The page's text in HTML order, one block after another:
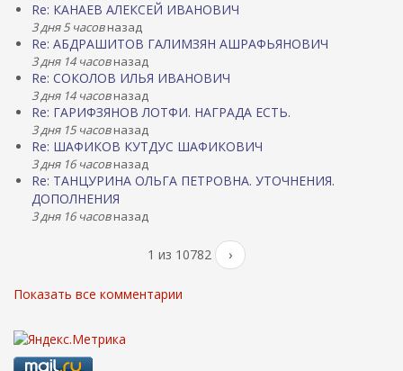
Re: КАНАЕВ АЛЕКСЕЙ ИВАНОВИЧ
3 дня 5 часовназад
Re: АБДРАШИТОВ ГАЛИМЗЯН АШРАФЬЯНОВИЧ
3 дня 14 часовназад
Re: СОКОЛОВ ИЛЬЯ ИВАНОВИЧ
3 дня 14 часовназад
Re: ГАРИФЗЯНОВ ЛОТФИ. НАГРАДА ЕСТЬ.
3 дня 15 часовназад
Re: ШАФИКОВ КУТДУС ШАФИКОВИЧ
3 дня 16 часовназад
Re: ТАНЦУРИНА ОЛЬГА ПЕТРОВНА. УТОЧНЕНИЯ.
ДОПОЛНЕНИЯ
3 дня 16 часовназад
1 из 10782 ›
Показать все комментарии